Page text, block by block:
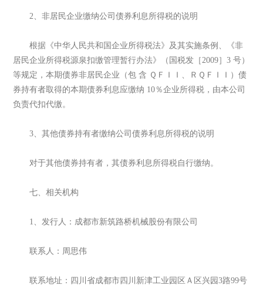
2、非居民企业缴纳公司债券利息所得税的说明
根据《中华人民共和国企业所得税法》及其实施条例、《非
居民企业所得税源泉扣缴管理暂行办法》（国税发［2009］3 号）
等规定，本期债券非居民企业（包 含 ＱＦＩＩ、ＲＱＦＩＩ）债
券持有者取得的本期债券利息应缴纳 10％企业所得税，由本公司
负责代扣代缴。
3、其他债券持有者缴纳公司债券利息所得税的说明
对于其他债券持有者，其债券利息所得税自行缴纳。
七、相关机构
1、发行人：成都市新筑路桥机械股份有限公司
联系人：周思伟
联系地址：四川省成都市四川新津工业园区Ａ区兴园3路99号